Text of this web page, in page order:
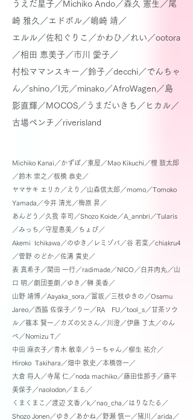
うえだ星子／Michiko Ando／森久 憲生／尾
崎 雅久／エドボル／嶋崎 靖／
エルル／佐和ぐりこ／かわひ／れい／ootora
／相田 恵美子／市川 愛子／
村松ママンスキー／鈴子／decchi／でんちゃ
ん／shino／I元／minako／AfroWagen／島
影直輝／MOCOS／うまだいきち／ヒカル／
古場ペンチ／riverisland
Michiko Kanai／かずぼ／東屋／Mao Kikuchi／檀 鼓太郎
／鈴木 崇之／板橋 恭史／
ヤマサキ エリカ／えり／山森信太郎／momo／Tomoko
Yamada／今井 清光／梅原 昇／
あんどう／久我 幸司／Shozo Koide／A_annbri／Tularis
／みっち／守屋惠美／ちょぴ／
Akemi Ichikawa／のゆき／レミゾバ／谷 若菜／chiakru4
／菅野 のどか／佐溝 貴史／
表 真希子／関田 一行／radimade／NICO／白井肉丸／山
口 明／劇団亜劇／ゆき／榊 美香／
山野 靖博／Aayaka_sora／冨坂／三枝ゆきの／Osamu
Jareo／西脇 佐保子／りー／RA FU／tool_s／甘茶ソウ
ル／篠本 賢一／カズの父さん／川澄／伊藤 了太／のん
べ／Nomizu T／
中田 麻衣子／青木 敏幸／うーちゃん／柳生 祐介／
Hiroko Takihara／畑中 敦史／本橋啓一／
大倉 将人／寺尾 仁／noda machiko／藤田佳那子／藤平
美保子／naolodon／まる／
くまくまこ／渡辺 文香／k／nao_cha／はりなたる／
Shozo Jonen／ゆき／あかね／野瀬 慎一／猪川／arida／